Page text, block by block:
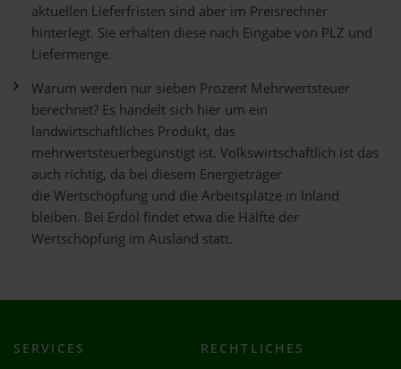
aktuellen Lieferfristen sind aber im Preisrechner
hinterlegt. Sie erhalten diese nach Eingabe von PLZ und
Liefermenge.
Warum werden nur sieben Prozent Mehrwertsteuer
berechnet? Es handelt sich hier um ein
landwirtschaftliches Produkt, das
mehrwertsteuerbegünstigt ist. Volkswirtschaftlich ist das
auch richtig, da bei diesem Energieträger
die Wertschöpfung und die Arbeitsplätze in Inland
bleiben. Bei Erdöl findet etwa die Hälfte der
Wertschöpfung im Ausland statt.
SERVICES RECHTLICHES